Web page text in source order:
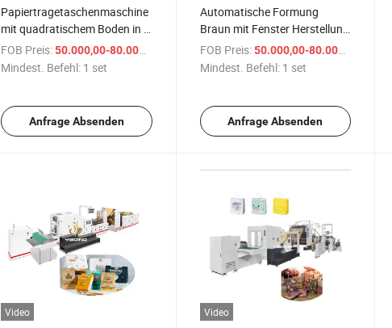
Papiertragetaschenmaschine
mit quadratischem Boden in 2
Farben, 4 Farben online
FOB Preis: 50.000,00-80.000,00 $
Mindest. Befehl: 1 set
Anfrage Absenden
Automatische Formung
Braun mit Fenster Herstellung
Lebensmittel Papierbeutel
Maschine
FOB Preis: 50.000,00-80.000,00 $
Mindest. Befehl: 1 set
Anfrage Absenden
Video Video